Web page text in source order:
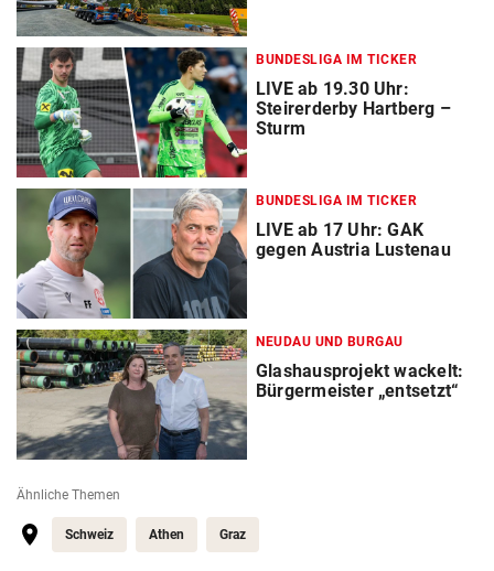
BUNDESLIGA IM TICKER
LIVE ab 19.30 Uhr:
Steirerderby Hartberg –
Sturm
BUNDESLIGA IM TICKER
LIVE ab 17 Uhr: GAK
gegen Austria Lustenau
NEUDAU UND BURGAU
Glashausprojekt wackelt:
Bürgermeister „entsetzt“
Ähnliche Themen
Schweiz Athen Graz